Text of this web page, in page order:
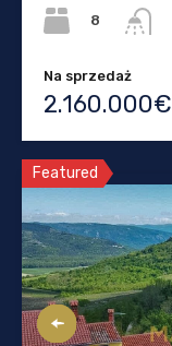
8
Na sprzedaż
2.160.000€
Featured